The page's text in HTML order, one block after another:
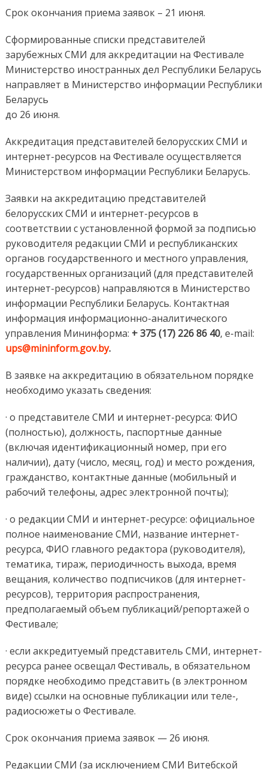
Срок окончания приема заявок – 21 июня.
Сформированные списки представителей
зарубежных СМИ для аккредитации на Фестивале
Министерство иностранных дел Республики Беларусь
направляет в Министерство информации Республики
Беларусь
до 26 июня.
Аккредитация представителей белорусских СМИ и
интернет-ресурсов на Фестивале осуществляется
Министерством информации Республики Беларусь.
Заявки на аккредитацию представителей
белорусских СМИ и интернет-ресурсов в
соответствии с установленной формой за подписью
руководителя редакции СМИ и республиканских
органов государственного и местного управления,
государственных организаций (для представителей
интернет-ресурсов) направляются в Министерство
информации Республики Беларусь. Контактная
информация информационно-аналитического
управления Мининформа: + 375 (17) 226 86 40, e-mail:
ups@mininform.gov.by.
В заявке на аккредитацию в обязательном порядке
необходимо указать сведения:
· о представителе СМИ и интернет-ресурса: ФИО
(полностью), должность, паспортные данные
(включая идентификационный номер, при его
наличии), дату (число, месяц, год) и место рождения,
гражданство, контактные данные (мобильный и
рабочий телефоны, адрес электронной почты);
· о редакции СМИ и интернет-ресурсе: официальное
полное наименование СМИ, название интернет-
ресурса, ФИО главного редактора (руководителя),
тематика, тираж, периодичность выхода, время
вещания, количество подписчиков (для интернет-
ресурсов), территория распространения,
предполагаемый объем публикаций/репортажей о
Фестивале;
· если аккредитуемый представитель СМИ, интернет-
ресурса ранее освещал Фестиваль, в обязательном
порядке необходимо представить (в электронном
виде) ссылки на основные публикации или теле-,
радиосюжеты о Фестивале.
Срок окончания приема заявок — 26 июня.
Редакции СМИ (за исключением СМИ Витебской